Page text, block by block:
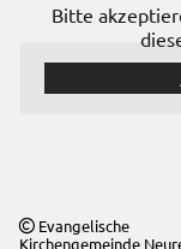
Bitte
 Evangelische
Kirchengemeinde